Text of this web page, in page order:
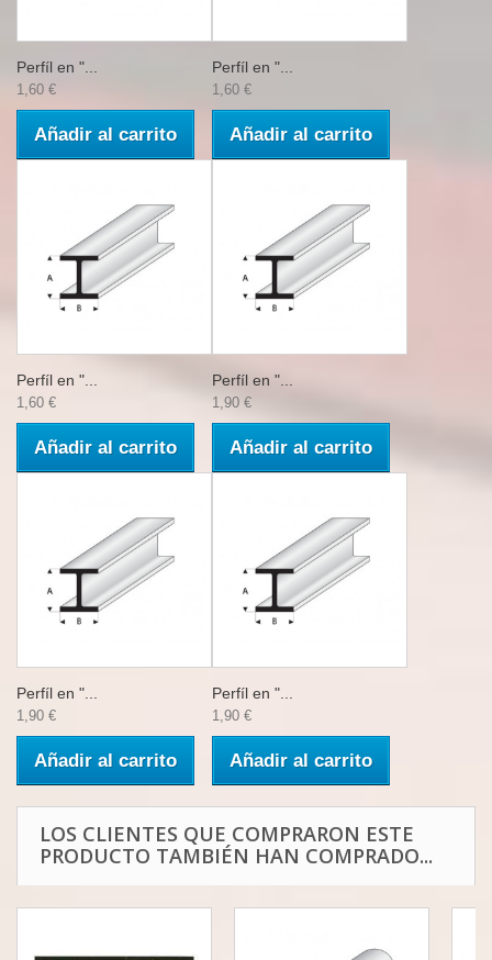
Perfíl en "...
1,60 €
Añadir al carrito
Perfíl en "...
1,60 €
Añadir al carrito
Perfíl en "...
1,60 €
Añadir al carrito
Perfíl en "...
1,90 €
Añadir al carrito
Perfíl en "...
1,90 €
Añadir al carrito
Perfíl en "...
1,90 €
Añadir al carrito
LOS CLIENTES QUE COMPRARON ESTE
PRODUCTO TAMBIÉN HAN COMPRADO...